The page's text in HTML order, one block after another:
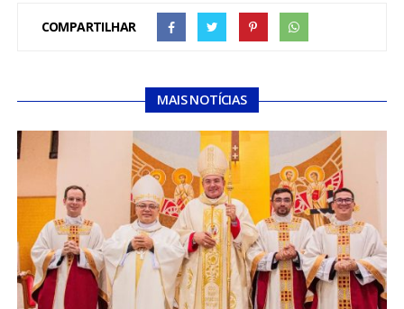
COMPARTILHAR
MAIS NOTÍCIAS